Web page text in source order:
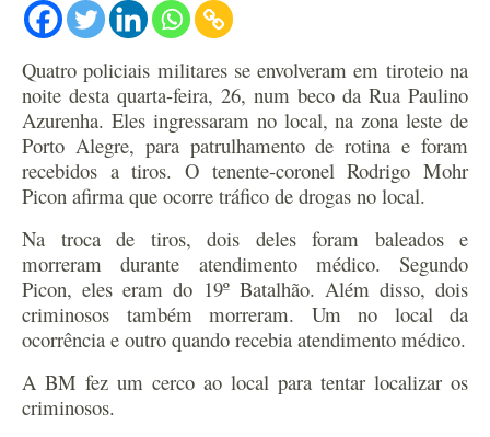
Quatro policiais militares se envolveram em tiroteio na
noite desta quarta-feira, 26, num beco da Rua Paulino
Azurenha. Eles ingressaram no local, na zona leste de
Porto Alegre, para patrulhamento de rotina e foram
recebidos a tiros. O tenente-coronel Rodrigo Mohr
Picon afirma que ocorre tráfico de drogas no local.
Na troca de tiros, dois deles foram baleados e
morreram durante atendimento médico. Segundo
Picon, eles eram do 19º Batalhão. Além disso, dois
criminosos também morreram. Um no local da
ocorrência e outro quando recebia atendimento médico.
A BM fez um cerco ao local para tentar localizar os
criminosos.